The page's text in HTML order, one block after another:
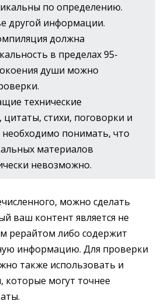
по определению.
другой информации.
должна
в пределах 95-
души можно
технические
цитаты, стихи, поговорки и
необходимо понимать, что
материалов
невозможно.
можно сделать
ваш контент является не
рерайтом либо содержит
информацию. Для проверки
также использовать и
которые могут точнее